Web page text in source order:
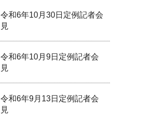
令和6年10月30日定例記者会
見
令和6年10月9日定例記者会
見
令和6年9月13日定例記者会
見